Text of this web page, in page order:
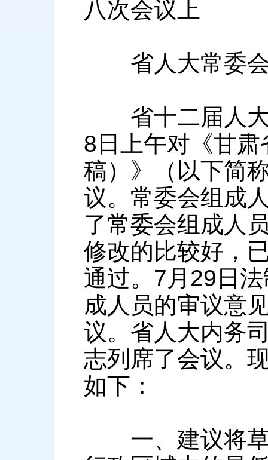
八次会议上
省人大常委
省十二届人大
8日上午对《甘
稿）》（以下简
议。常委会组成
了常委会组成人
修改的比较好，
通过。7月29日
成人员的审议意
议。省人大内务
志列席了会议。
如下：
一、建议将草